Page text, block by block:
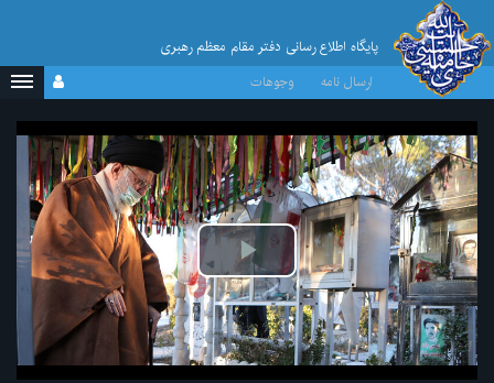
پایگاه اطلاع رسانی دفتر مقام معظم رهبری
ارسال نامه
وجوهات
پخش
ویدیو